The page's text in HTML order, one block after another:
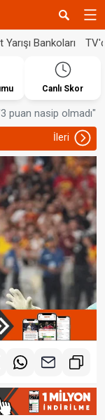
Yarışı Bankoları
Canlı Skor
puan nasip olmadı"
İleri